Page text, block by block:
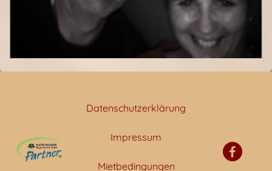
Datenschutzerklärung
Impressum
Mietbedingungen